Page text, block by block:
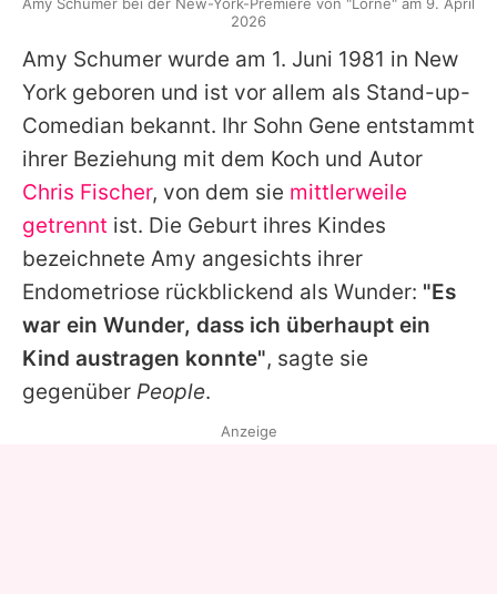
Amy Schumer wurde am 1. Juni 1981 in New
York geboren und ist vor allem als Stand-up-
Comedian bekannt. Ihr Sohn Gene entstammt
ihrer Beziehung mit dem Koch und Autor
Chris Fischer, von dem sie mittlerweile
getrennt ist. Die Geburt ihres Kindes
bezeichnete Amy angesichts ihrer
Endometriose rückblickend als Wunder: "Es
war ein Wunder, dass ich überhaupt ein
Kind austragen konnte", sagte sie
gegenüber People.
2026
Anzeige